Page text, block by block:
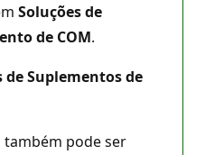
Soluções de
de COM.
de Suplementos de
também pode ser